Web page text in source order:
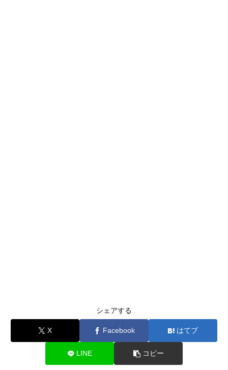
シェアする
X Facebook はてブ
LINE コピー